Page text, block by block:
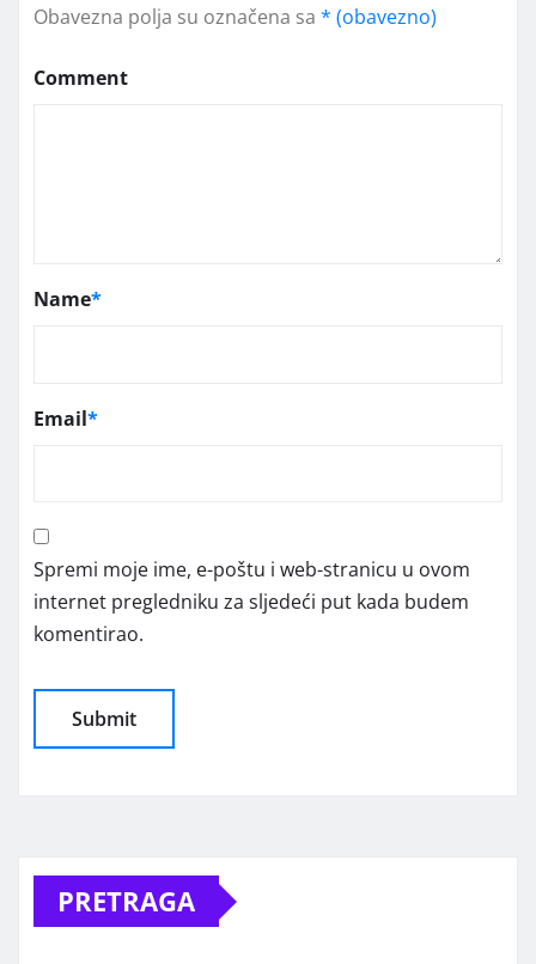
Obavezna polja su označena sa * (obavezno)
Comment
Name*
Email*
Spremi moje ime, e-poštu i web-stranicu u ovom
internet pregledniku za sljedeći put kada budem
komentirao.
PRETRAGA